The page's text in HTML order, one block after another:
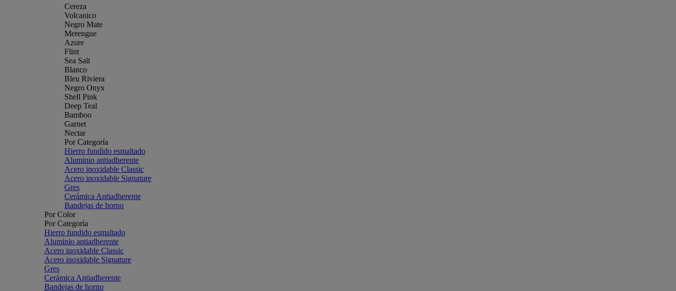
Cereza
Volcanico
Negro Mate
Merengue
Azure
Flint
Sea Salt
Blanco
Bleu Riviera
Negro Onyx
Shell Pink
Deep Teal
Bamboo
Garnet
Nectar
Por Categoría
Hierro fundido esmaltado
Aluminio antiadherente
Acero inoxidable Classic
Acero inoxidable Signature
Gres
Cerámica Antiadherente
Bandejas de horno
Por Color
Por Categoría
Hierro fundido esmaltado
Aluminio antiadherente
Acero inoxidable Classic
Acero inoxidable Signature
Gres
Cerámica Antiadherente
Bandejas de horno